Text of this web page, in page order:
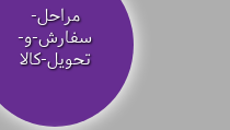
مراحل-
سفارش-و-
تحویل-کالا